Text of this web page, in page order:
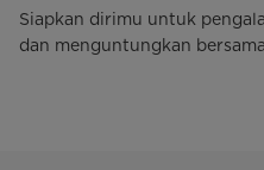
Siapkan dirimu untuk
dan menguntungkan